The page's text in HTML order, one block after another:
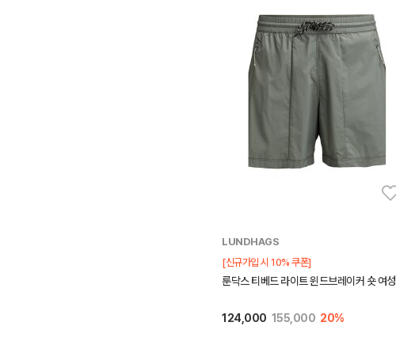
LUNDHAGS
[신규가입 시 10% 쿠폰]
룬닥스 티베드 라이트 윈드브레이커 숏 여성
124,000 155,000 20%